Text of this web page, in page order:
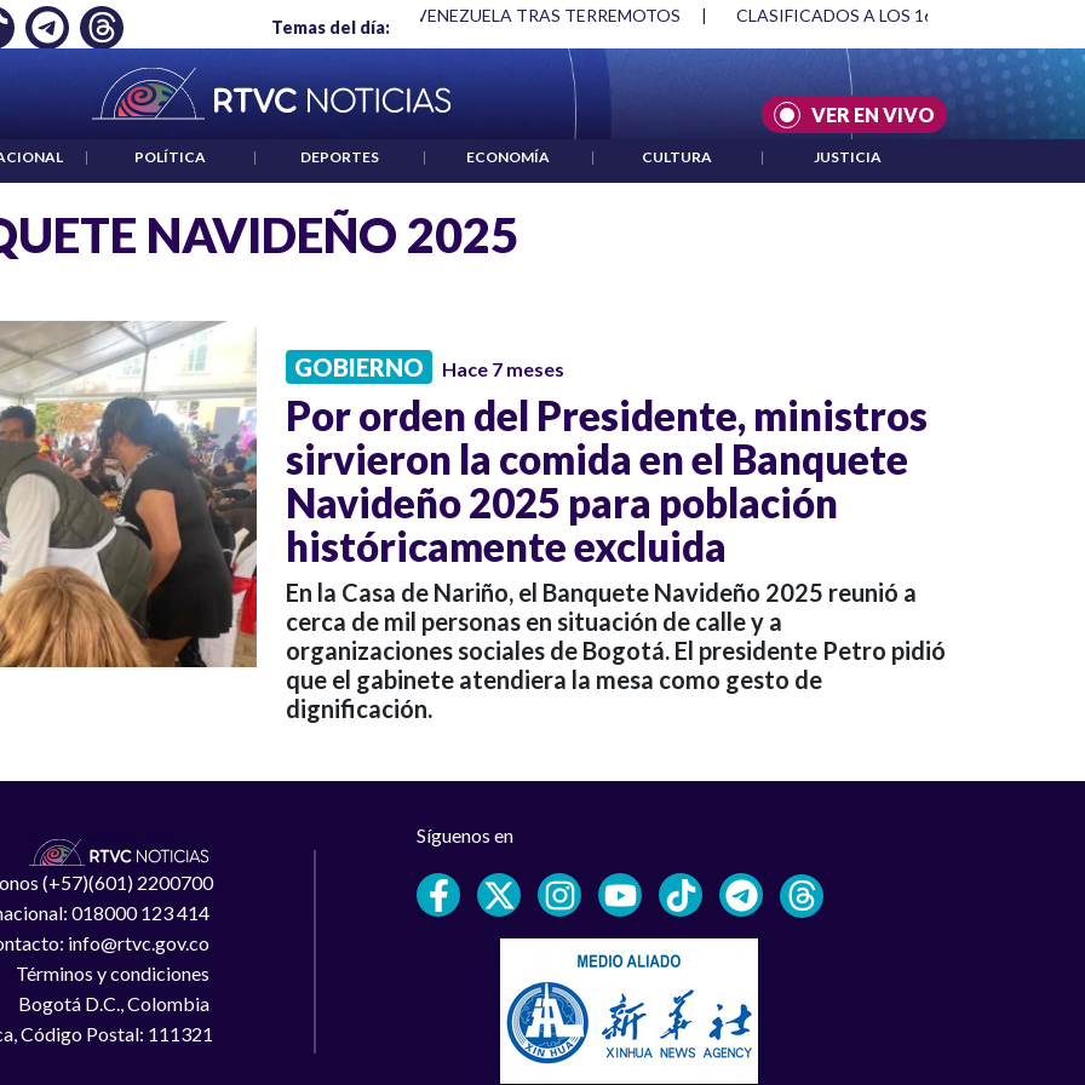
Temas del día:
UNIDOS E IRÁN CIFRA DE MUERTOS EN VENEZUELA TRAS TERREMOTOS | CLASIFICADOS A LOS 16AVOS DE FINAL
VER EN VIVO
| POLÍTICA | DEPORTES | ECONOMÍA | CULTURA | JUSTICIA
NAVIDEÑO 2025
GOBIERNO Hace 7 meses
Por orden del Presidente, ministros
sirvieron la comida en el Banquete
Navideño 2025 para población
históricamente excluida
En la Casa de Nariño, el Banquete Navideño 2025 reunió a
cerca de mil personas en situación de calle y a
organizaciones sociales de Bogotá. El presidente Petro pidió
que el gabinete atendiera la mesa como gesto de
dignificación.
(+57)(601) 2200700
018000 123 414
info@rtvc.gov.co
Términos y condiciones
Bogotá D.C., Colombia
Código Postal: 111321
Síguenos en